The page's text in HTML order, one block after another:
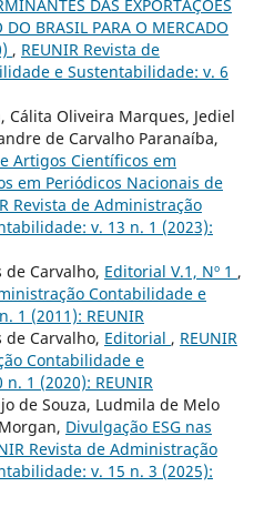
DAS EXPORTAÇÕES
DO BRASIL PARA O MERCADO
, REUNIR Revista de
e Sustentabilidade: v. 6
Cálita Oliveira Marques, Jediel
de Carvalho Paranaíba,
Artigos Científicos em
em Periódicos Nacionais de
Revista de Administração
v. 13 n. 1 (2023):
de Carvalho, Editorial V.1, Nº 1 ,
Contabilidade e
1 (2011): REUNIR
de Carvalho, Editorial , REUNIR
Contabilidade e
1 (2020): REUNIR
de Souza, Ludmila de Melo
Divulgação ESG nas
Revista de Administração
v. 15 n. 3 (2025):